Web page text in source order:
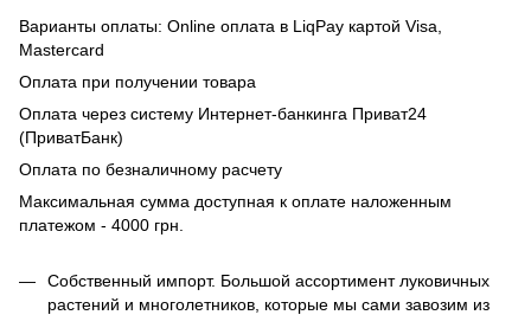
Варианты оплаты: Online оплата в LiqPay картой Visa,
Mastercard
Оплата при получении товара
Оплата через систему Интернет-банкинга Приват24
(ПриватБанк)
Оплата по безналичному расчету
Максимальная сумма доступная к оплате наложенным
платежом - 4000 грн.
Собственный импорт. Большой ассортимент луковичных
растений и многолетников, которые мы сами завозим из